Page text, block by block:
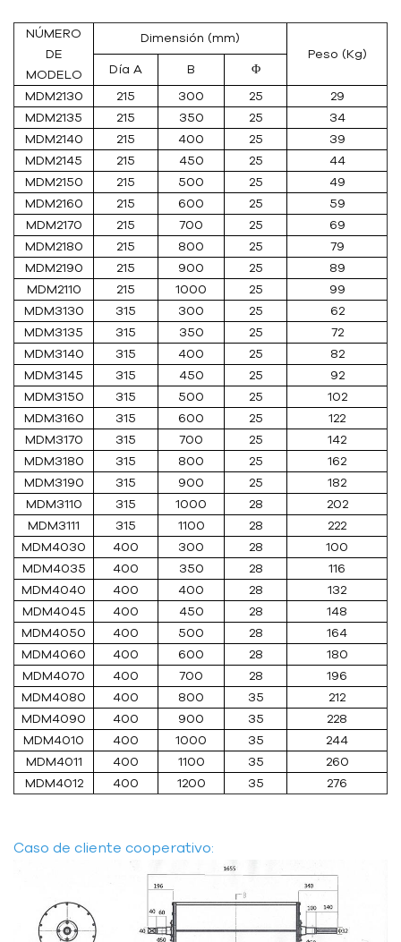
NÚMERO
DE
MODELO
Dimensión (mm)
Peso (Kg)
Día A
B
Φ
MDM2130
215 300 25
29
MDM2135
215 350 25
34
MDM2140
215 400 25
39
MDM2145
215 450 25
44
MDM2150
215 500 25
49
MDM2160
215 600 25
59
MDM2170
215 700 25
69
MDM2180
215 800 25
79
MDM2190
215 900 25
89
MDM2110
215 1000 25
99
MDM3130
315 300 25
62
MDM3135
315 350 25
72
MDM3140
315 400 25
82
MDM3145
315 450 25
92
MDM3150
315 500 25
102
MDM3160
315 600 25
122
MDM3170
315 700 25
142
MDM3180
315 800 25
162
MDM3190
315 900 25
182
MDM3110
315 1000 28
202
MDM3111
315 1100 28
222
MDM4030
400 300 28
100
MDM4035
400 350 28
116
MDM4040
400 400 28
132
MDM4045
400 450 28
148
MDM4050
400 500 28
164
MDM4060
400 600 28
180
MDM4070
400 700 28
196
MDM4080
400 800 35
212
MDM4090
400 900 35
228
MDM4010
400 1000 35
244
MDM4011
400 1100 35
260
MDM4012
400 1200 35 276
Caso de cliente cooperativo: